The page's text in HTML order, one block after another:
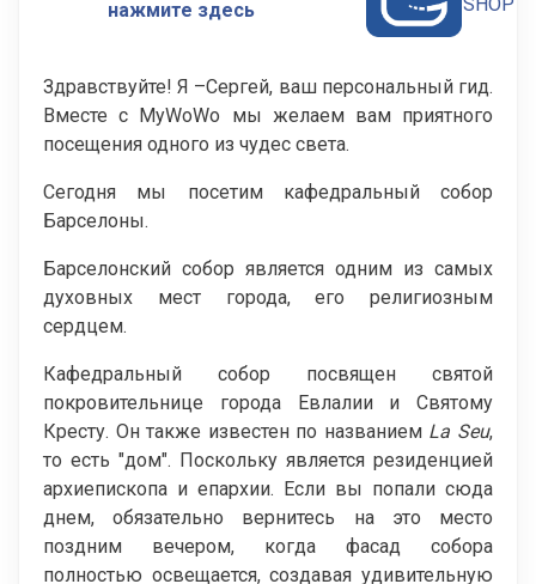
нажмите здесь
Здравствуйте! Я –Сергей, ваш персональный гид.
Вместе с MyWoWo мы желаем вам приятного
посещения одного из чудес света.
Сегодня мы посетим кафедральный собор
Барселоны.
Барселонский собор является одним из самых
духовных мест города, его религиозным
сердцем.
Кафедральный собор посвящен святой
покровительнице города Евлалии и Святому
Кресту. Он также известен по названием La Seu,
то есть "дом". Поскольку является резиденцией
архиепископа и епархии. Если вы попали сюда
днем, обязательно вернитесь на это место
поздним вечером, когда фасад собора
полностью освещается, создавая удивительную